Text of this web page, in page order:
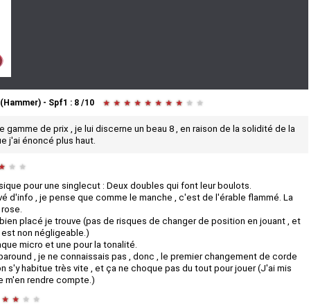
- Spf1 : 8 /10 ★ ★ ★ ★ ★ ★ ★ ★ ★ ★
gamme de prix , je lui discerne un beau 8 , en raison de la solidité de la
j'ai énoncé plus haut.
★ ★
pour une singlecut : Deux doubles qui font leur boulots.
d'info , je pense que comme le manche , c'est de l'érable flammé. La
placé je trouve (pas de risques de changer de position en jouant , et
non négligeable.)
micro et une pour la tonalité.
, je ne connaissais pas , donc , le premier changement de corde
s'y habitue très vite , et ça ne choque pas du tout pour jouer (J'ai mis
m'en rendre compte.)
★ ★ ★ ★